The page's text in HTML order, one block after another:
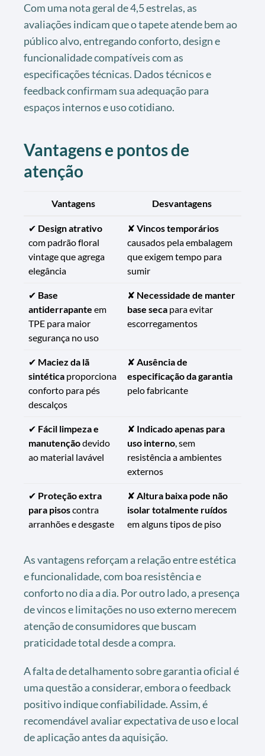
Com uma nota geral de 4,5 estrelas, as
avaliações indicam que o tapete atende bem ao
público alvo, entregando conforto, design e
funcionalidade compatíveis com as
especificações técnicas. Dados técnicos e
feedback confirmam sua adequação para
espaços internos e uso cotidiano.
Vantagens e pontos de
atenção
Vantagens Desvantagens
✔ Design atrativo
com padrão floral
vintage que agrega
elegância
✘ Vincos temporários
causados pela embalagem
que exigem tempo para
sumir
✔ Base
antiderrapante em
TPE para maior
segurança no uso
✘ Necessidade de manter
base seca para evitar
escorregamentos
✔ Maciez da lã
sintética proporciona
conforto para pés
descalços
✘ Ausência de
especificação da garantia
pelo fabricante
✔ Fácil limpeza e
manutençãodevido
ao material lavável
✘ Indicado apenas para
uso interno, sem
resistência a ambientes
externos
✔ Proteção extra
para pisoscontra
arranhões e desgaste
✘ Altura baixa pode não
isolar totalmente ruídos
em alguns tipos de piso
As vantagens reforçam a relação entre estética
e funcionalidade, com boa resistência e
conforto no dia a dia. Por outro lado, a presença
de vincos e limitações no uso externo merecem
atenção de consumidores que buscam
praticidade total desde a compra.
A falta de detalhamento sobre garantia oficial é
uma questão a considerar, embora o feedback
positivo indique confiabilidade. Assim, é
recomendável avaliar expectativa de uso e local
de aplicação antes da aquisição.